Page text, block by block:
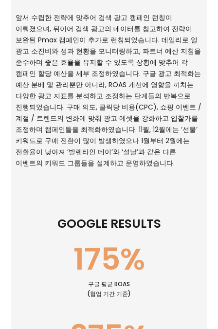
앞서 수립한 전략에 맞추어 검색 광고 캠페인 런칭이
이뤄졌으며, 뒤이어 검색 광고의 데이터를 참고하여 전략이
보완된 Pmax 캠페인이 추가로 런칭되었습니다. 데일리로 일
광고 소진비와 성과 현황을 모니터링하고, 파트너 예산 지침을
준수하며 좋은 효율을 유지할 수 있도록 상황에 맞추어 각
캠페인 할당 예산을 세부 조정하였습니다. 구글 광고 최적화는
예산 분배 및 관리뿐만 아니라, ROAS 개선에 영향을 끼치는
다양한 광고 지표를 분석하고 조정하는 단계들의 반복으로
진행되었습니다. 구매 의도, 클릭당 비용(CPC), 쇼핑 이벤트 /
계절 / 트렌드의 변화에 맞춰 광고 에셋을 강화하고 입찰가를
조정하며 캠페인들을 최적화하였습니다. 11월, 12월에는 ‘선물’
키워드로 구매 전환이 많이 발생하였으나 1월부터 2월에는
전환율이 낮아져 ‘발렌타인 데이’와 ‘설날’과 같은 다른
이벤트의 키워드 그룹들을 설계하고 운영하였습니다.
GOOGLE RESULTS
175%
구글 평균 ROAS
(협업 기간 기준)